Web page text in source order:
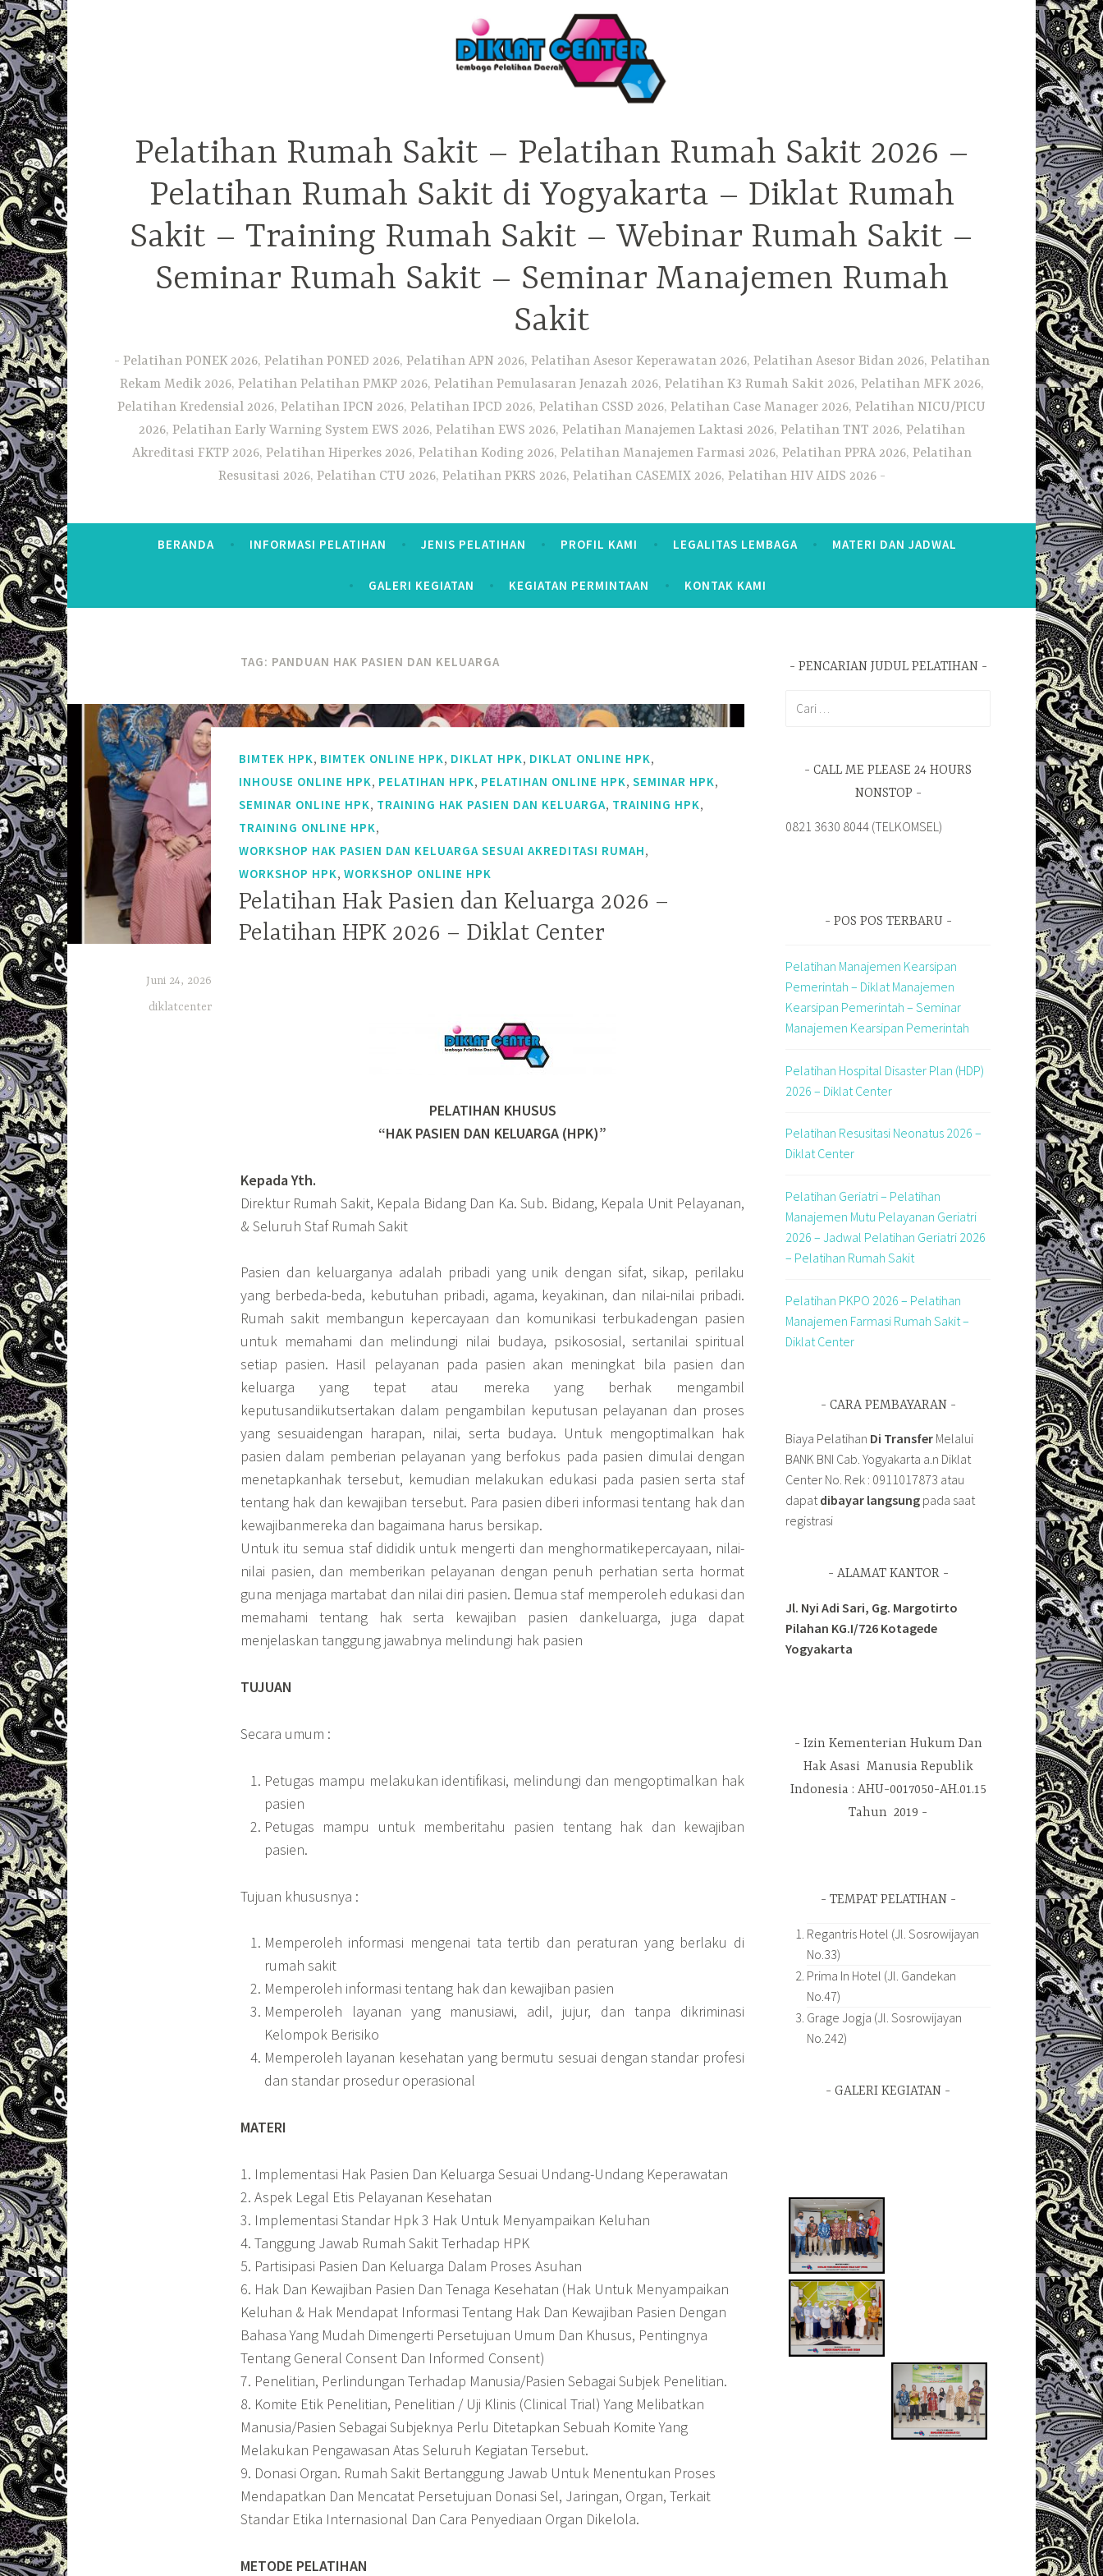
Pelatihan Rumah Sakit – Pelatihan Rumah Sakit 2026 –
Pelatihan Rumah Sakit di Yogyakarta – Diklat Rumah
Sakit – Training Rumah Sakit – Webinar Rumah Sakit –
Seminar Rumah Sakit – Seminar Manajemen Rumah
Sakit
Pelatihan PONEK 2026, Pelatihan PONED 2026, Pelatihan APN 2026, Pelatihan Asesor Keperawatan 2026, Pelatihan Asesor Bidan 2026, Pelatihan
Rekam Medik 2026, Pelatihan Pelatihan PMKP 2026, Pelatihan Pemulasaran Jenazah 2026, Pelatihan K3 Rumah Sakit 2026, Pelatihan MFK 2026,
Pelatihan Kredensial 2026, Pelatihan IPCN 2026, Pelatihan IPCD 2026, Pelatihan CSSD 2026, Pelatihan Case Manager 2026, Pelatihan NICU/PICU
2026, Pelatihan Early Warning System EWS 2026, Pelatihan EWS 2026, Pelatihan Manajemen Laktasi 2026, Pelatihan TNT 2026, Pelatihan
Akreditasi FKTP 2026, Pelatihan Hiperkes 2026, Pelatihan Koding 2026, Pelatihan Manajemen Farmasi 2026, Pelatihan PPRA 2026, Pelatihan
Resusitasi 2026, Pelatihan CTU 2026, Pelatihan PKRS 2026, Pelatihan CASEMIX 2026, Pelatihan HIV AIDS 2026
BERANDA INFORMASI PELATIHAN JENIS PELATIHAN PROFIL KAMI LEGALITAS LEMBAGA MATERI DAN JADWAL
GALERI KEGIATAN KEGIATAN PERMINTAAN KONTAK KAMI
TAG: PANDUAN HAK PASIEN DAN KELUARGA
BIMTEK HPK, BIMTEK ONLINE HPK, DIKLAT HPK, DIKLAT ONLINE HPK,
INHOUSE ONLINE HPK, PELATIHAN HPK, PELATIHAN ONLINE HPK,SEMINAR HPK,
SEMINAR ONLINE HPK, TRAINING HAK PASIEN DAN KELUARGA, TRAINING HPK,
TRAINING ONLINE HPK,
WORKSHOP HAK PASIEN DAN KELUARGA SESUAI AKREDITASI RUMAH,
WORKSHOP HPK,WORKSHOP ONLINE HPK
Pelatihan Hak Pasien dan Keluarga 2026 –
Pelatihan HPK 2026 – Diklat Center
Juni 24, 2026
diklatcenter
PELATIHAN KHUSUS
“HAK PASIEN DAN KELUARGA (HPK)”
Kepada Yth.
Direktur Rumah Sakit, Kepala Bidang Dan Ka. Sub. Bidang, Kepala Unit Pelayanan,
& Seluruh Staf Rumah Sakit
Pasien dan keluarganya adalah pribadi yang unik dengan sifat, sikap, perilaku
yang berbeda-beda, kebutuhan pribadi, agama, keyakinan, dan nilai-nilai pribadi.
Rumah sakit membangun kepercayaan dan komunikasi terbukadengan pasien
untuk memahami dan melindungi nilai budaya, psikososial, sertanilai spiritual
setiap pasien. Hasil pelayanan pada pasien akan meningkat bila pasien dan
keluarga yang tepat atau mereka yang berhak mengambil
keputusandiikutsertakan dalam pengambilan keputusan pelayanan dan proses
yang sesuaidengan harapan, nilai, serta budaya. Untuk mengoptimalkan hak
pasien dalam pemberian pelayanan yang berfokus pada pasien dimulai dengan
menetapkanhak tersebut, kemudian melakukan edukasi pada pasien serta staf
tentang hak dan kewajiban tersebut. Para pasien diberi informasi tentang hak dan
kewajibanmereka dan bagaimana harus bersikap.
Untuk itu semua staf dididik untuk mengerti dan menghormatikepercayaan, nilai-
nilai pasien, dan memberikan pelayanan dengan penuh perhatian serta hormat
guna menjaga martabat dan nilai diri pasien. emua staf memperoleh edukasi dan
memahami tentang hak serta kewajiban pasien dankeluarga, juga dapat
menjelaskan tanggung jawabnya melindungi hak pasien
TUJUAN
Secara umum :
Petugas mampu melakukan identifikasi, melindungi dan mengoptimalkan hak
pasien
Petugas mampu untuk memberitahu pasien tentang hak dan kewajiban
pasien.
Tujuan khususnya :
Memperoleh informasi mengenai tata tertib dan peraturan yang berlaku di
rumah sakit
Memperoleh informasi tentang hak dan kewajiban pasien
Memperoleh layanan yang manusiawi, adil, jujur, dan tanpa dikriminasi
Kelompok Berisiko
Memperoleh layanan kesehatan yang bermutu sesuai dengan standar profesi
dan standar prosedur operasional
MATERI
1. Implementasi Hak Pasien Dan Keluarga Sesuai Undang-Undang Keperawatan
2. Aspek Legal Etis Pelayanan Kesehatan
3. Implementasi Standar Hpk 3 Hak Untuk Menyampaikan Keluhan
4. Tanggung Jawab Rumah Sakit Terhadap HPK
5. Partisipasi Pasien Dan Keluarga Dalam Proses Asuhan
6. Hak Dan Kewajiban Pasien Dan Tenaga Kesehatan (Hak Untuk Menyampaikan
Keluhan & Hak Mendapat Informasi Tentang Hak Dan Kewajiban Pasien Dengan
Bahasa Yang Mudah Dimengerti Persetujuan Umum Dan Khusus, Pentingnya
Tentang General Consent Dan Informed Consent)
7. Penelitian, Perlindungan Terhadap Manusia/Pasien Sebagai Subjek Penelitian.
8. Komite Etik Penelitian, Penelitian / Uji Klinis (Clinical Trial) Yang Melibatkan
Manusia/Pasien Sebagai Subjeknya Perlu Ditetapkan Sebuah Komite Yang
Melakukan Pengawasan Atas Seluruh Kegiatan Tersebut.
9. Donasi Organ. Rumah Sakit Bertanggung Jawab Untuk Menentukan Proses
Mendapatkan Dan Mencatat Persetujuan Donasi Sel, Jaringan, Organ, Terkait
Standar Etika Internasional Dan Cara Penyediaan Organ Dikelola.
METODE PELATIHAN
PENCARIAN JUDUL PELATIHAN
CALL ME PLEASE 24 HOURS
NONSTOP
0821 3630 8044 (TELKOMSEL)
POS POS TERBARU
Pelatihan Manajemen Kearsipan
Pemerintah – Diklat Manajemen
Kearsipan Pemerintah – Seminar
Manajemen Kearsipan Pemerintah
Pelatihan Hospital Disaster Plan (HDP)
2026 – Diklat Center
Pelatihan Resusitasi Neonatus 2026 –
Diklat Center
Pelatihan Geriatri – Pelatihan
Manajemen Mutu Pelayanan Geriatri
2026 – Jadwal Pelatihan Geriatri 2026
– Pelatihan Rumah Sakit
Pelatihan PKPO 2026 – Pelatihan
Manajemen Farmasi Rumah Sakit –
Diklat Center
CARA PEMBAYARAN
Biaya Pelatihan Di Transfer Melalui
BANK BNI Cab. Yogyakarta a.n Diklat
Center No. Rek : 0911017873 atau
dapatdibayar langsung pada saat
registrasi
ALAMAT KANTOR
Jl. Nyi Adi Sari, Gg. Margotirto
Pilahan KG.I/726 Kotagede
Yogyakarta
Izin Kementerian Hukum Dan
Hak Asasi Manusia Republik
Indonesia : AHU-0017050-AH.01.15
Tahun 2019
TEMPAT PELATIHAN
Regantris Hotel (Jl. Sosrowijayan
No.33)
Prima In Hotel (Jl. Gandekan
No.47)
Grage Jogja (Jl. Sosrowijayan
No.242)
GALERI KEGIATAN